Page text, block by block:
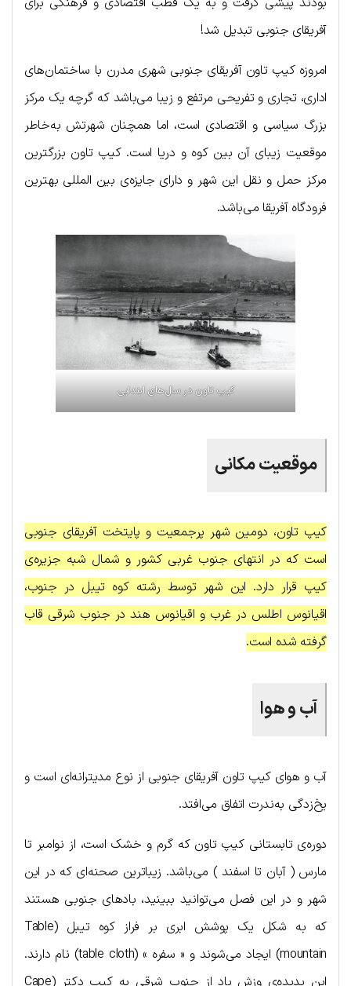
آفریقای جنوبی تبدیل شد!
امروزه کیپ تاون آفریقای جنوبی شهری مدرن با ساختمان‌های
اداری، تجاری و تفریحی مرتفع و زیبا می‌باشد که گرچه یک مرکز
بزرگ سیاسی و اقتصادی است، اما همچنان شهرتش به‌خاطر
موقعیت زیبای آن بین کوه و دریا است. کیپ تاون بزرگترین
مرکز حمل و نقل این شهر و دارای جایزه‌ی بین المللی بهترین
فرودگاه آفریقا می‌باشد.
کیپ تاون در سال‌های ابتدایی
موقعیت مکانی
کیپ تاون، دومین شهر پرجمعیت و پایتخت آفریقای جنوبی
است که در انتهای جنوب غربی کشور و شمال شبه جزیره‌ی
کیپ قرار دارد. این شهر توسط رشته کوه تیبل در جنوب،
اقیانوس اطلس در غرب و اقیانوس هند در جنوب شرقی قاب
گرفته شده است.
آب و هوا
آب و هوای کیپ تاون آفریقای جنوبی از نوع مدیترانه‌ای است و
یخ‌زدگی به‌ندرت اتفاق می‌افتد.
دوره‌ی تابستانی کیپ تاون که گرم و خشک است، از نوامبر تا
مارس ( آبان تا اسفند ) می‌باشد. زیباترین صحنه‌ای که در این
شهر و در این فصل می‌توانید ببینید، بادهای جنوبی هستند
که به شکل یک پوشش ابری بر فراز کوه تیبل (Table
mountain) ایجاد می‌شوند و « سفره » (table cloth) نام دارند.
این پدیده‌ی وزش باد از جنوب شرقی به کیپ دکتر (Cape